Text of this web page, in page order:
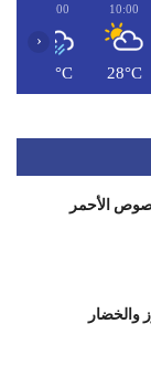
10:00
28°C
11:00
29°C
‹
الأحمر
والخضار